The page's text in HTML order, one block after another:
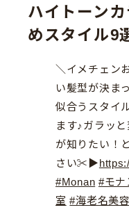
ハイトーン
めスタイル9
＼イメチェン
い髪型が決ま
似合うスタイ
ます♪ガラッ
が知りたい！
さい✂︎▶︎
#Monan #モナ
室 #海老名美